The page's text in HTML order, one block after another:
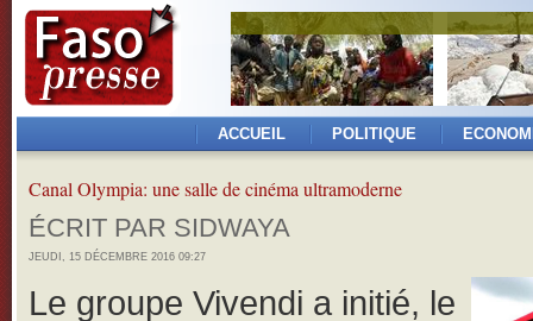
ACCUEIL POLITIQUE
Canal Olympia: une salle de cinéma ultramoderne
ÉCRIT PAR SIDWAYA
JEUDI, 15 DÉCEMBRE 2016 09:27
Le groupe Vivendi a initié, le